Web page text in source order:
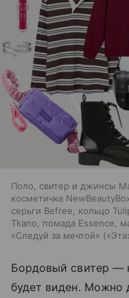
Поло, свитер и джинсы
косметичка
серьги Befree, кольцо
Tkano, помада Essence,
«Следуй за мечтой»
Бордовый свитер —
будет виден. Можно